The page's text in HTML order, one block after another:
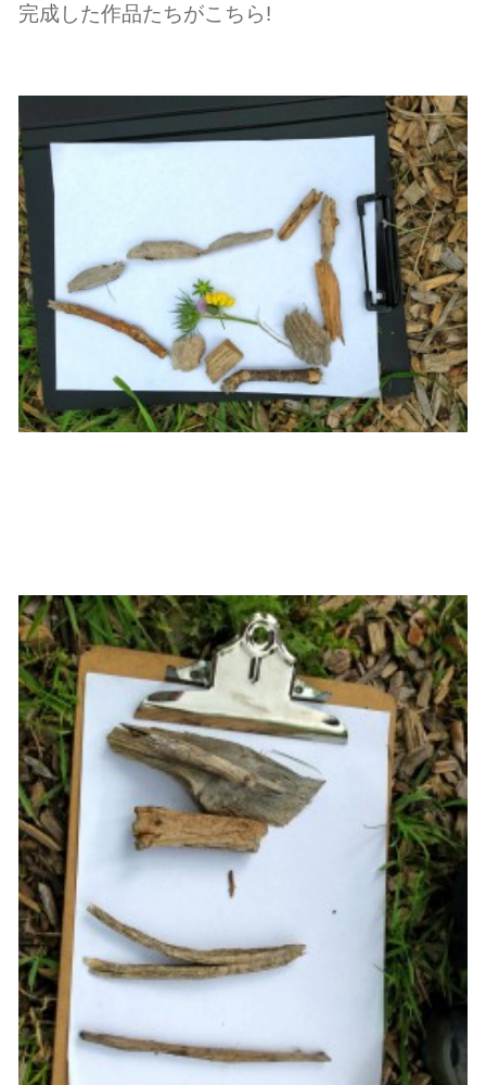
完成した作品たちがこちら!